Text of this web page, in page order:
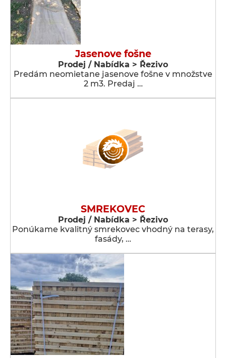
Jasenove fošne
Prodej / Nabídka > Řezivo
Predám neomietane jasenove fošne v množstve
2 m3. Predaj …
SMREKOVEC
Prodej / Nabídka > Řezivo
Ponúkame kvalitný smrekovec vhodný na terasy,
fasády, …